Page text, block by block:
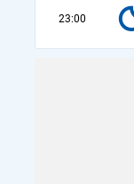
23:00